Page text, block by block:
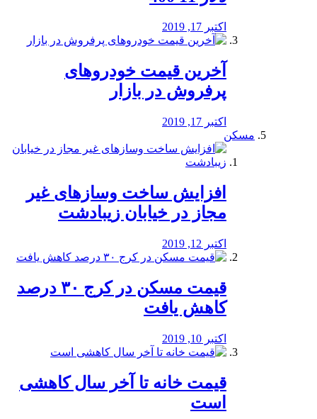
اکتبر 17, 2019
آخرین قیمت خودرو‌های
پرفروش در بازار
اکتبر 17, 2019
مسکن
افزایش ساخت وسازهای غیر
مجاز در خیابان زیبادشت
اکتبر 12, 2019
️قیمت مسکن در کرج ۳۰ درصد
کاهش یافت
اکتبر 10, 2019
قیمت خانه تا آخر سال کاهشی
است